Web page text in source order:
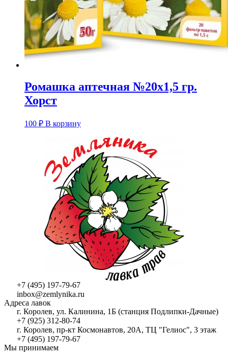
Ромашка аптечная №20х1,5 гр.
Хорст
100 ₽ В корзину
+7 (495) 197-79-67
inbox@zemlynika.ru
Адреса лавок
г. Королев, ул. Калинина, 1Б (станция Подлипки-Дачные)
+7 (925) 312-80-74
г. Королев, пр-кт Космонавтов, 20А, ТЦ "Гелиос", 3 этаж
+7 (495) 197-79-67
Мы принимаем